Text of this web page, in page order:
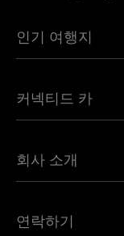
인기 여행지
유럽용 eSIM
캐나다용 eSIM
아프리카용 eSIM
커넥티드 카
Land Rover용 Ubigi
Jeep용 Ubigi
회사 소개
언론에 소개된 Ubigi
연락하기